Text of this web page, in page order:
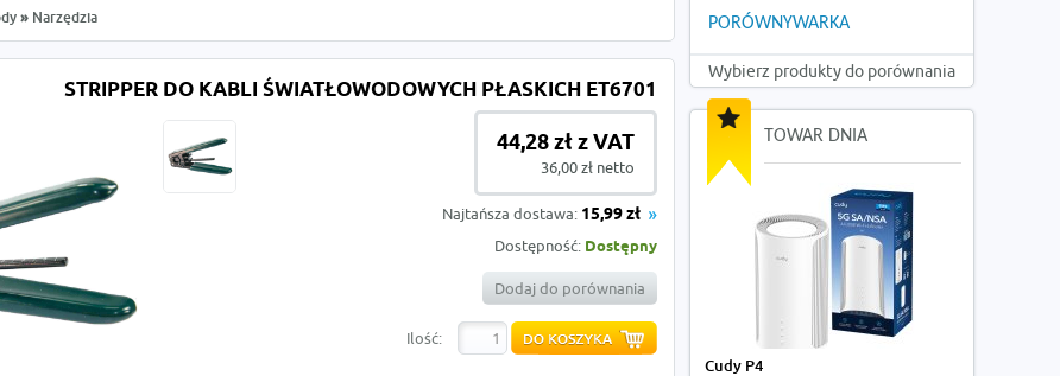
» Narzędzia
STRIPPER DO KABLI ŚWIATŁOWODOWYCH PŁASKICH ET6701
44,28 zł z VAT
36,00 zł netto
Najtańsza dostawa: 15,99 zł
Dostępność: Dostępny
Dodaj do porównania
Ilość:
PORÓWNYWARKA
Wybierz produkty do porównania
TOWAR DNIA
Cudy P4